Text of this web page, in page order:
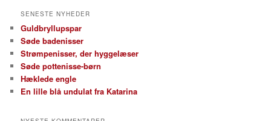
SENESTE NYHEDER
Guldbryllupspar
Søde badenisser
Strømpenisser, der hyggelæser
Søde pottenisse-børn
Hæklede engle
En lille blå undulat fra Katarina